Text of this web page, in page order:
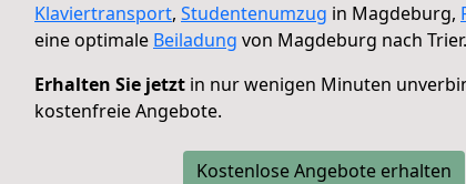
Klaviertransport, Studentenumzug in Magdeburg,
eine optimale Beiladung von Magdeburg nach Trier.
Erhalten Sie jetzt in nur wenigen Minuten
kostenfreie Angebote.
Kostenlose Angebote erhalten